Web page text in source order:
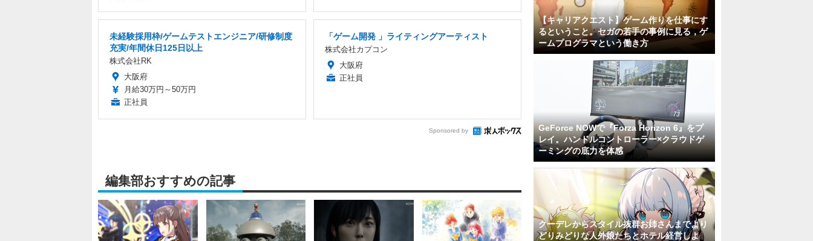
未経験採用枠/ゲームテストエンジニア/研修制度
充実/年間休日125日以上
株式会社RK
大阪府
月給30万円～50万円
正社員
「ゲーム開発 」ライティングアーティスト
株式会社カプコン
大阪府
正社員
Sponsored by
編集部おすすめの記事
【キャリアクエスト】ゲーム作りを仕事にす
るということ。セガの若手の事例に見る，ゲ
ームプログラマという働き方
GeForce NOWで『Forza Horizon 6』をプ
レイ。ハンドルコントローラー×クラウドゲ
ーミングの底力を体感
クーデレからスタイル抜群お姉さんまでより
どりみどりな人外娘たちとホテル経営しよ